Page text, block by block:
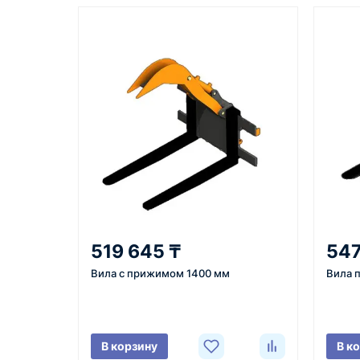
города и регионы
Как оформить заказ
Оставьте заявку на сайте,
по телефону или через
форму обратного звонка.
Менеджер
вами,
519 645 ₸
Вила с прижимом 1400 мм
В корзину
Вила
В